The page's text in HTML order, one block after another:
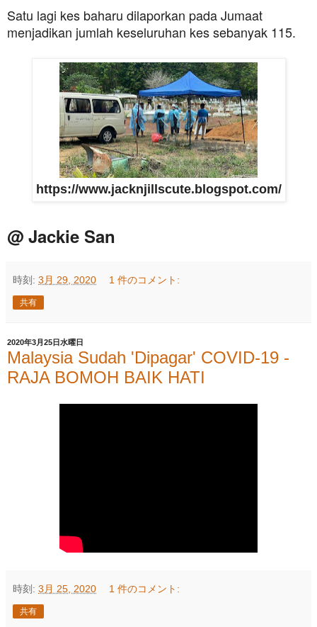
Satu lagi kes baharu dilaporkan pada Jumaat
menjadikan jumlah keseluruhan kes sebanyak 115.
https://www.jacknjillscute.blogspot.com/
@ Jackie San
時刻: 3月 29, 2020 1 件のコメント:
共有
2020年3月25日水曜日
Malaysia Sudah 'Dipagar' COVID-19 -
RAJA BOMOH BAIK HATI
時刻: 3月 25, 2020 1 件のコメント:
共有